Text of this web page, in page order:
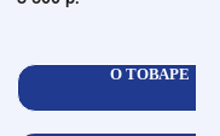
О ТОВАРЕ